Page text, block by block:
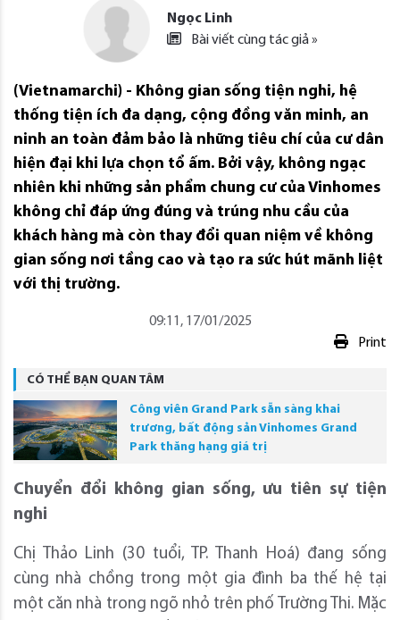
Ngọc Linh
Bài viết cùng tác giả »
(Vietnamarchi) - Không gian sống tiện nghi, hệ
thống tiện ích đa dạng, cộng đồng văn minh, an
ninh an toàn đảm bảo là những tiêu chí của cư dân
hiện đại khi lựa chọn tổ ấm. Bởi vậy, không ngạc
nhiên khi những sản phẩm chung cư của Vinhomes
không chỉ đáp ứng đúng và trúng nhu cầu của
khách hàng mà còn thay đổi quan niệm về không
gian sống nơi tầng cao và tạo ra sức hút mãnh liệt
với thị trường.
09:11, 17/01/2025
Print
CÓ THỂ BẠN QUAN TÂM
Công viên Grand Park sẵn sàng khai
trương, bất động sản Vinhomes Grand
Park thăng hạng giá trị
Chuyển đổi không gian sống, ưu tiên sự tiện
nghi
Chị Thảo Linh (30 tuổi, TP. Thanh Hoá) đang sống
cùng nhà chồng trong một gia đình ba thế hệ tại
một căn nhà trong ngõ nhỏ trên phố Trường Thi. Mặc